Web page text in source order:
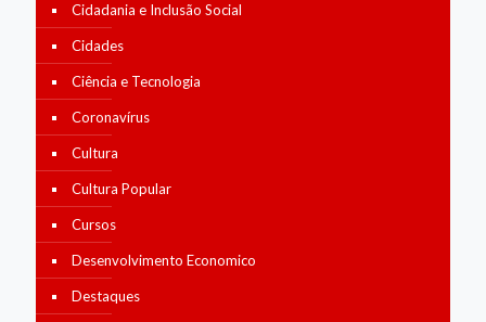
Cidadania e Inclusão Social
Cidades
Ciência e Tecnologia
Coronavírus
Cultura
Cultura Popular
Cursos
Desenvolvimento Economico
Destaques